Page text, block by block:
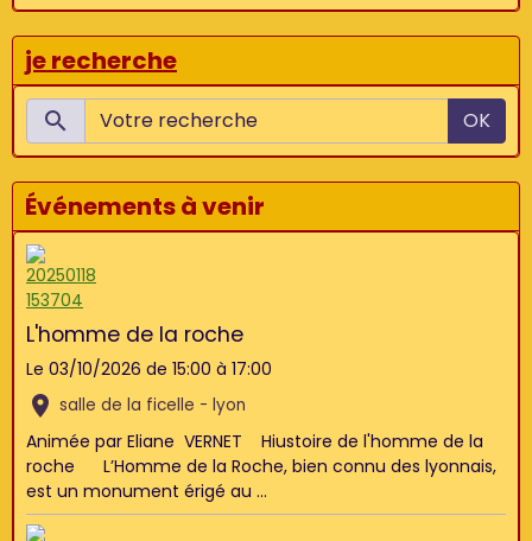
je recherche
OK
Événements à venir
L'homme de la roche
Le 03/10/2026 de 15:00 à 17:00
salle de la ficelle - lyon
Animée par Eliane VERNET Hiustoire de l'homme de la
roche L’Homme de la Roche, bien connu des lyonnais,
est un monument érigé au ...